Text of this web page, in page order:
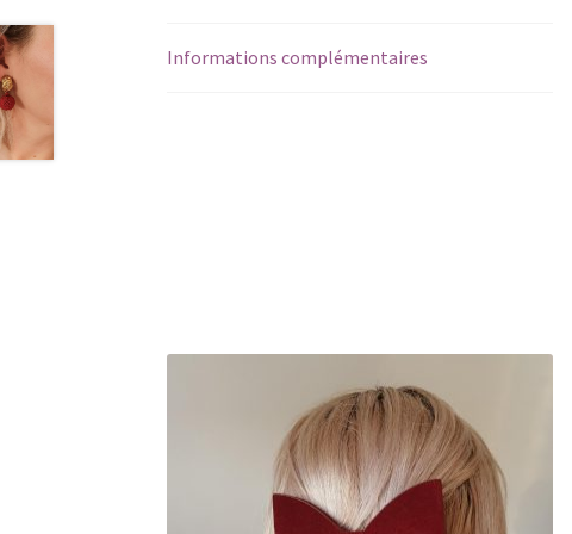
Informations complémentaires